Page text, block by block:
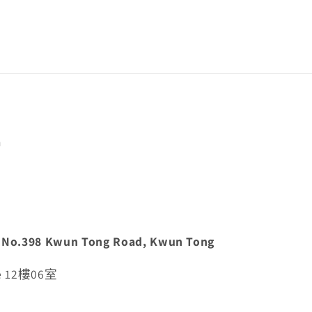
Kwun Tong Road, Kwun Tong
樓06室